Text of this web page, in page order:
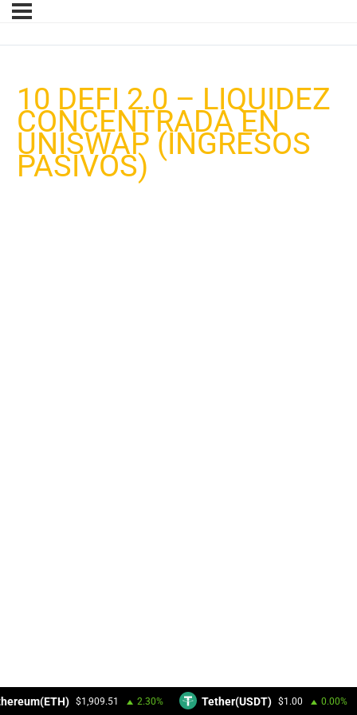
10 DEFI 2.0 – LIQUIDEZ
CONCENTRADA EN
UNISWAP (INGRESOS
PASIVOS)
$1,909.51 2.30% Tether(USDT) $1.00 0.00%